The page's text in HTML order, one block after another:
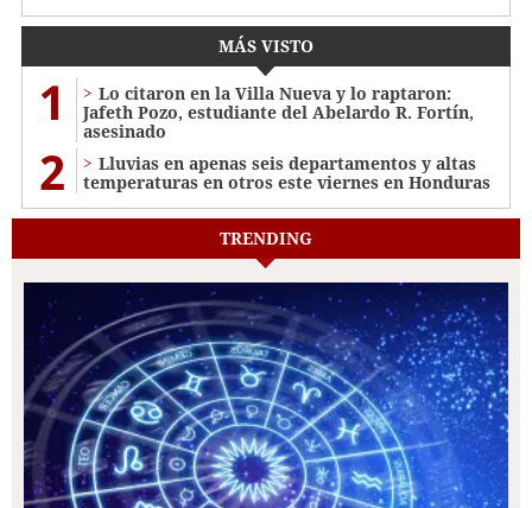
MÁS VISTO
1
Lo citaron en la Villa Nueva y lo raptaron:
Jafeth Pozo, estudiante del Abelardo R. Fortín,
asesinado
2
Lluvias en apenas seis departamentos y altas
temperaturas en otros este viernes en Honduras
TRENDING